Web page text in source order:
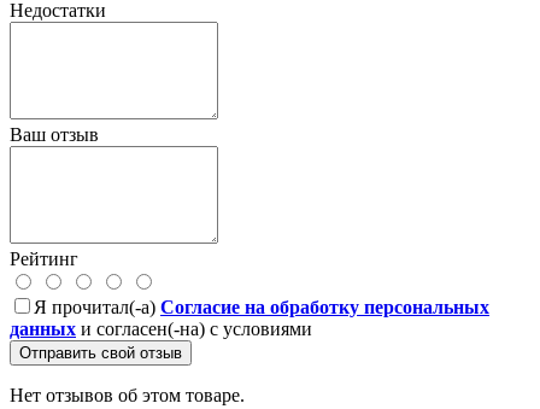
Недостатки
Ваш отзыв
Рейтинг
Я прочитал(-а) Согласие на обработку персональных
данных и согласен(-на) с условиями
Отправить свой отзыв
Нет отзывов об этом товаре.